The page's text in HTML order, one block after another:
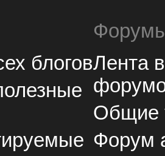
блоговЛента
Общие
Форум